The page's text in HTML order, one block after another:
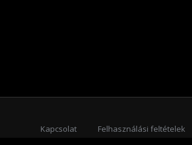
Kapcsolat Felhasználási feltételek